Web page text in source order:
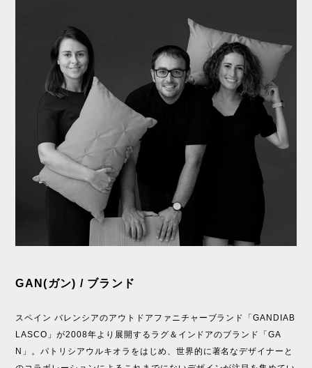
GAN(ガン) / ブランド
スペイン バレンシアのアウトドアファニチャーブランド「GANDIAB
LASCO」が2008年より展開するラグ＆インドアのブランド「GA
N」。パトリシアウルキオラをはじめ、世界的に著名なデザイナーと